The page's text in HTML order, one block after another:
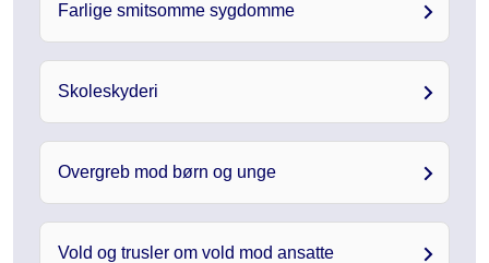
Farlige smitsomme sygdomme
Skoleskyderi
Overgreb mod børn og unge
Vold og trusler om vold mod ansatte